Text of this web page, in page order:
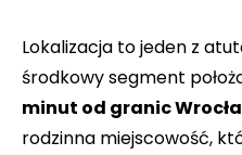
Lokalizacja to jeden z
środkowy segment
minut od granic
rodzinna miejscowość,